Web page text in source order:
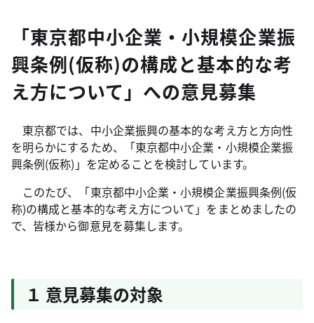
「東京都中小企業・小規模企業振
興条例(仮称)の構成と基本的な考
え方について」への意見募集
東京都では、中小企業振興の基本的な考え方と方向性
を明らかにするため、「東京都中小企業・小規模企業振
興条例(仮称)」を定めることを検討しています。
このたび、「東京都中小企業・小規模企業振興条例(仮
称)の構成と基本的な考え方について」をまとめましたの
で、皆様から御意見を募集します。
１ 意見募集の対象